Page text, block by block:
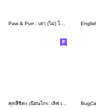
Paw & Purr : เลา (ไม่) โอเค